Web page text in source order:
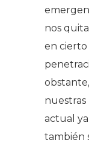
nos
en
nuestras
actual
también